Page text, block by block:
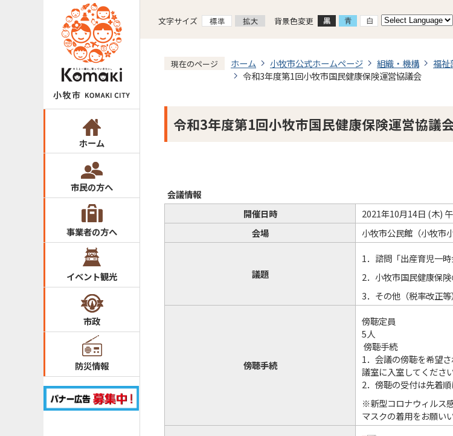
ホーム
市民の方へ
事業者の方へ
イベント観光
市政
防災情報
文字サイズ 背景色変更
現在のページ ホーム 小牧市公式ホームページ 組織・機構 福祉
令和3年度第1回小牧市国民健康保険運営協議会
令和3年度第1回小牧市国民健康保険運営協議
会議情報
開催日時
2021年10月14日 (木)
会場
小牧市公民館（小牧市
議題
1．諮問「出産育児一時
2．小牧市国民健康保
3．その他（税率改正
傍聴手続
傍聴定員
5人
傍聴手続
1．会議の傍聴を希望
議室に入室してください
2．傍聴の受付は先着
※新型コロナウィルス
マスクの着用をお願い